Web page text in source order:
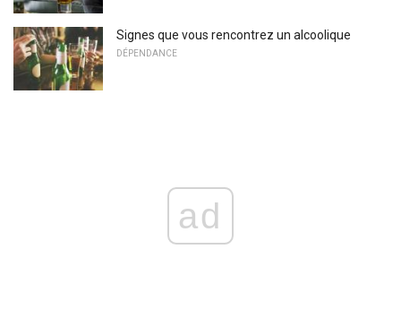
Signes que vous rencontrez un alcoolique
DÉPENDANCE
ad